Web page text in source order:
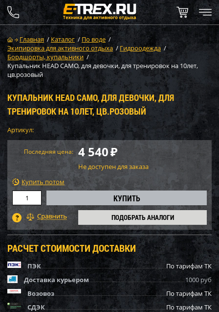
Главная / Каталог / По воде /
Экипировка для активного отдыха / Гидроодежда /
Бордшорты, купальники /
Купальник HEAD CAMO, для девочки, для тренировок на 10лет,
цв.розовый
КУПАЛЬНИК HEAD CAMO, ДЛЯ ДЕВОЧКИ, ДЛЯ
ТРЕНИРОВОК НА 10ЛЕТ, ЦВ.РОЗОВЫЙ
Артикул:
Последняя цена: 4 540₽
Не доступен для заказа
Купить потом
ПОДОБРАТЬ АНАЛОГИ
РАСЧЕТ СТОИМОСТИ ДОСТАВКИ
ПЭК
По тарифам ТК
Доставка курьером
1000 руб
Возовоз
По тарифам ТК
СДЭК
По тарифам ТК